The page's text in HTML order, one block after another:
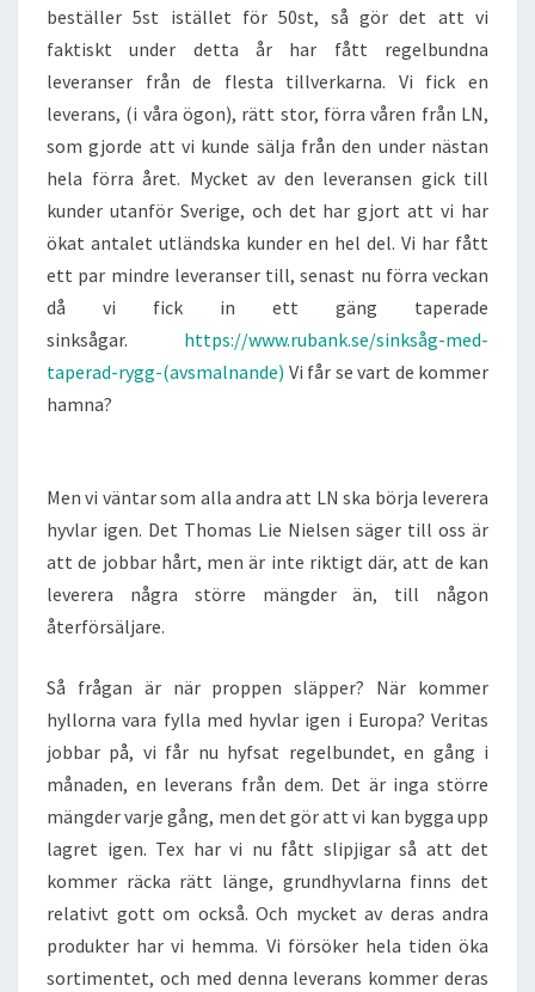
beställer 5st istället för 50st, så gör det att vi
faktiskt under detta år har fått regelbundna
leveranser från de flesta tillverkarna. Vi fick en
leverans, (i våra ögon), rätt stor, förra våren från LN,
som gjorde att vi kunde sälja från den under nästan
hela förra året. Mycket av den leveransen gick till
kunder utanför Sverige, och det har gjort att vi har
ökat antalet utländska kunder en hel del. Vi har fått
ett par mindre leveranser till, senast nu förra veckan
då vi fick in ett gäng taperade
sinksågar. https://www.rubank.se/sinksåg-med-
taperad-rygg-(avsmalnande) Vi får se vart de kommer
hamna?
Men vi väntar som alla andra att LN ska börja leverera
hyvlar igen. Det Thomas Lie Nielsen säger till oss är
att de jobbar hårt, men är inte riktigt där, att de kan
leverera några större mängder än, till någon
återförsäljare.
Så frågan är när proppen släpper? När kommer
hyllorna vara fylla med hyvlar igen i Europa? Veritas
jobbar på, vi får nu hyfsat regelbundet, en gång i
månaden, en leverans från dem. Det är inga större
mängder varje gång, men det gör att vi kan bygga upp
lagret igen. Tex har vi nu fått slipjigar så att det
kommer räcka rätt länge, grundhyvlarna finns det
relativt gott om också. Och mycket av deras andra
produkter har vi hemma. Vi försöker hela tiden öka
sortimentet, och med denna leverans kommer deras